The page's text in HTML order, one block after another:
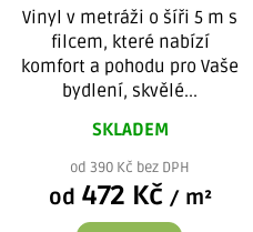
Vinyl v metráži o šíři 5 m s
filcem, které nabízí
komfort a pohodu pro Vaše
bydlení, skvělé...
SKLADEM
od 390 Kč bez DPH
od 472 Kč / m²